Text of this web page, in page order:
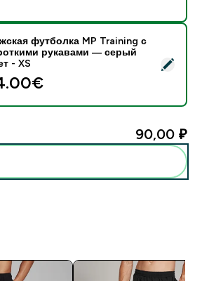
MP Training с короткими
футболка MP Training с
рукавами — серый
- XS
90,00 ₽‎